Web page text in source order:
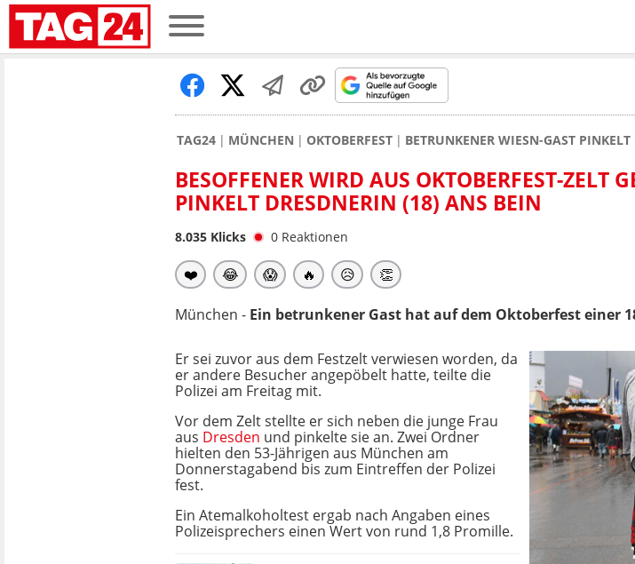
TAG24 MÜNCHEN OKTOBERFEST BETRUNKENER WIESN-GAST
BESOFFENER WIRD AUS OKTOBERFEST-ZELT
PINKELT DRESDNERIN (18) ANS BEIN
8.035 Klicks 0 Reaktionen
❤️ 😂 😱 🔥 😥 👏
München - Ein betrunkener Gast hat auf dem Oktoberfest einer
Er sei zuvor aus dem Festzelt verwiesen worden, da
er andere Besucher angepöbelt hatte, teilte die
Polizei am Freitag mit.
Vor dem Zelt stellte er sich neben die junge Frau
aus Dresden und pinkelte sie an. Zwei Ordner
hielten den 53-Jährigen aus München am
Donnerstagabend bis zum Eintreffen der Polizei
fest.
Ein Atemalkoholtest ergab nach Angaben eines
Polizeisprechers einen Wert von rund 1,8 Promille.